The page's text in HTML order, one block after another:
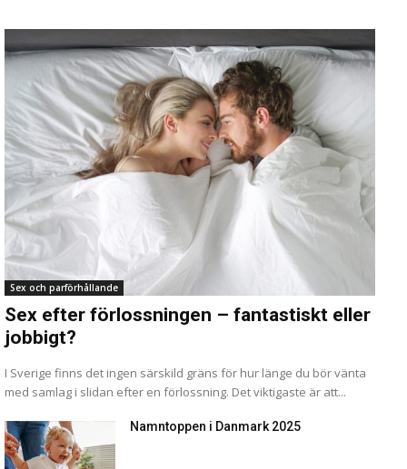
Sex och parförhållande
Sex efter förlossningen – fantastiskt eller
jobbigt?
I Sverige finns det ingen särskild gräns för hur länge du bör vänta
med samlag i slidan efter en förlossning. Det viktigaste är att...
Namntoppen i Danmark 2025